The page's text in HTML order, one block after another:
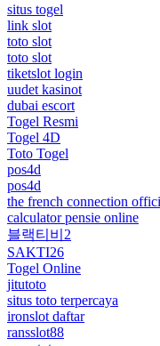
situs togel
link slot
toto slot
toto slot
tiketslot login
uudet kasinot
dubai escort
Togel Resmi
Togel 4D
Toto Togel
pos4d
pos4d
the french connection
calculator pensie online
블랙티비2
SAKTI26
Togel Online
jitutoto
situs toto terpercaya
ironslot daftar
ransslot88